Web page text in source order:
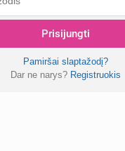
Prisijungti
Pamiršai slaptažodį?
Dar ne narys? Registruokis